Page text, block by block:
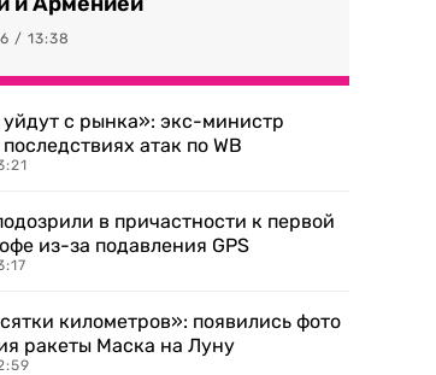
/ 13:38
с рынка»: экс-министр
атак по WB
в причастности к первой
из-за подавления GPS
километров»: появились фото
ракеты Маска на Луну